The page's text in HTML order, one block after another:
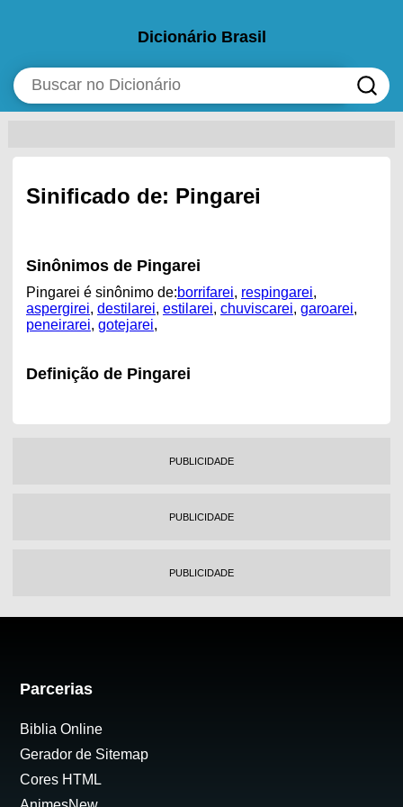
Dicionário Brasil
Sinificado de: Pingarei
Sinônimos de Pingarei
Pingarei é sinônimo de:borrifarei, respingarei,
aspergirei, destilarei, estilarei, chuviscarei, garoarei,
peneirarei, gotejarei,
Definição de Pingarei
PUBLICIDADE
PUBLICIDADE
PUBLICIDADE
Parcerias
Biblia Online
Gerador de Sitemap
Cores HTML